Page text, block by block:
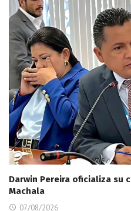
Darwin Pereira oficializa su
Machala
07/08/2026